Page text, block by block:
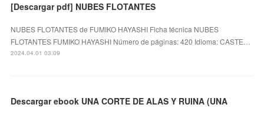
[Descargar pdf] NUBES FLOTANTES
NUBES FLOTANTES de FUMIKO HAYASHI Ficha técnica NUBES
FLOTANTES FUMIKO HAYASHI Número de páginas: 420 Idioma: CASTE…
2024.04.01 03:09
Descargar ebook UNA CORTE DE ALAS Y RUINA (UNA